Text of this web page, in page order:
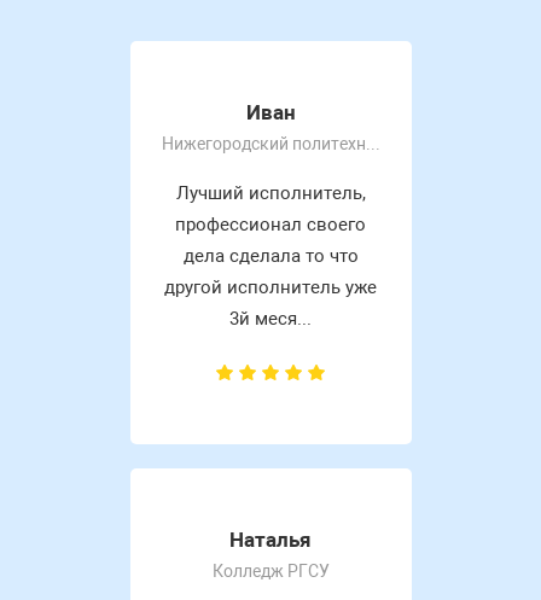
Иван
Лучший исполнитель,
профессионал своего
дела сделала то что
другой исполнитель уже
3й меся...
Наталья
Колледж РГСУ